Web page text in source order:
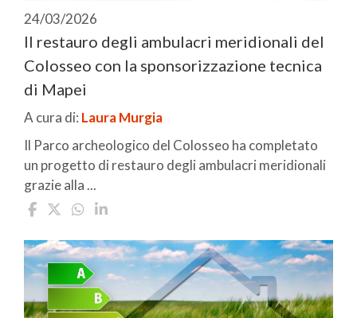
24/03/2026
Il restauro degli ambulacri meridionali del
Colosseo con la sponsorizzazione tecnica
di Mapei
A cura di: Laura Murgia
Il Parco archeologico del Colosseo ha completato
un progetto di restauro degli ambulacri meridionali
grazie alla ...